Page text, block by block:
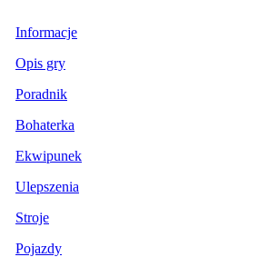
Informacje
Opis gry
Poradnik
Bohaterka
Ekwipunek
Ulepszenia
Stroje
Pojazdy